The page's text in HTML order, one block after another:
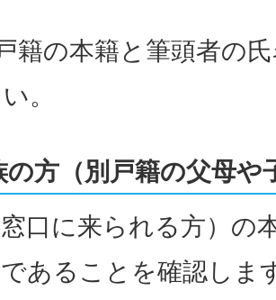
籍の本籍と筆頭者の
。
方（別戸籍の父母や
口に来られる方）の
あることを確認しま